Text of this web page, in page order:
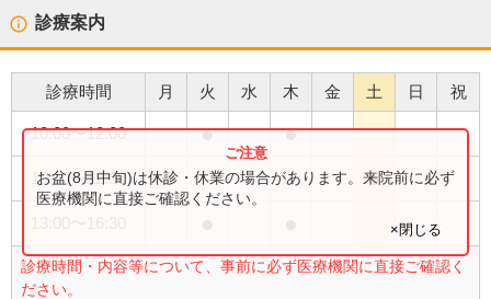
診療案内
診療時間 月 火 水 木 金 土 日 祝
10:00〜12:00 ● ●
10:00〜12:30 ● ●
診療時間・内容等について、事前に必ず医療機関に直接ご確認く
ださい。
お盆(8月中旬)は休診・休業の場合があります。来院前に必ず
医療機関に直接ご確認ください。
×閉じる